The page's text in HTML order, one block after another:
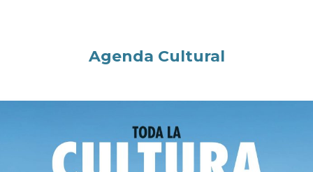
Agenda Cultural